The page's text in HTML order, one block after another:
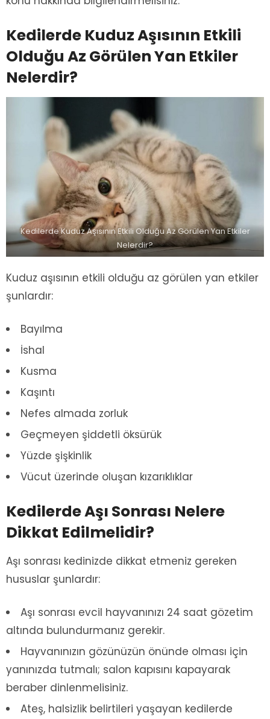
Kedilerde Kuduz Aşısının Etkili
Olduğu Az Görülen Yan Etkiler
Nelerdir?
Kedilerde Kuduz Aşısının Etkili Olduğu Az Görülen Yan Etkiler
Nelerdir?
Kuduz aşısının etkili olduğu az görülen yan etkiler
şunlardır:
Bayılma
İshal
Kusma
Kaşıntı
Nefes almada zorluk
Geçmeyen şiddetli öksürük
Yüzde şişkinlik
Vücut üzerinde oluşan kızarıklıklar
Kedilerde Aşı Sonrası Nelere
Dikkat Edilmelidir?
Aşı sonrası kedinizde dikkat etmeniz gereken
hususlar şunlardır:
Aşı sonrası evcil hayvanınızı 24 saat gözetim
altında bulundurmanız gerekir.
Hayvanınızın gözünüzün önünde olması için
yanınızda tutmalı; salon kapısını kapayarak
beraber dinlenmelisiniz.
Ateş, halsizlik belirtileri yaşayan kedilerde